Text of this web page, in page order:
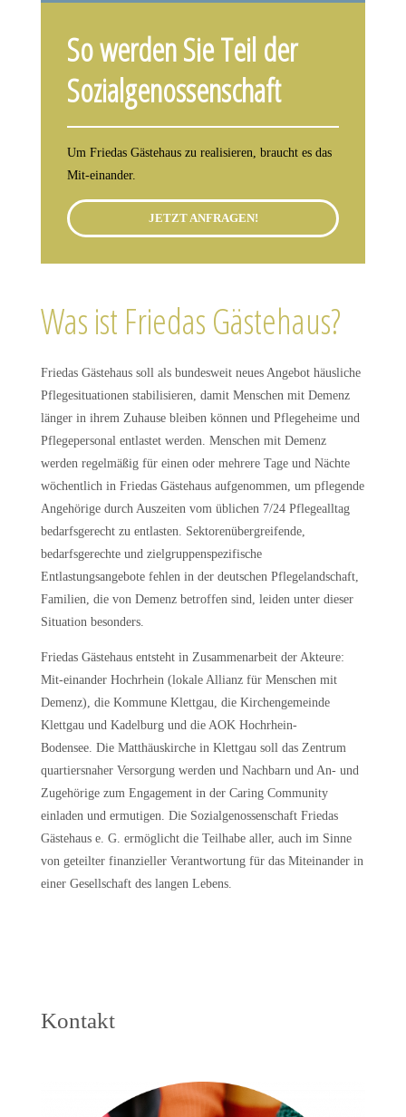
So werden Sie Teil der
Sozialgenossenschaft
Um Friedas Gästehaus zu realisieren, braucht es das
Mit-einander.
JETZT ANFRAGEN!
Was ist Friedas Gästehaus?
Friedas Gästehaus soll als bundesweit neues Angebot häusliche
Pflegesituationen stabilisieren, damit Menschen mit Demenz
länger in ihrem Zuhause bleiben können und Pflegeheime und
Pflegepersonal entlastet werden. Menschen mit Demenz
werden regelmäßig für einen oder mehrere Tage und Nächte
wöchentlich in Friedas Gästehaus aufgenommen, um pflegende
Angehörige durch Auszeiten vom üblichen 7/24 Pflegealltag
bedarfsgerecht zu entlasten. Sektorenübergreifende,
bedarfsgerechte und zielgruppenspezifische
Entlastungsangebote fehlen in der deutschen Pflegelandschaft,
Familien, die von Demenz betroffen sind, leiden unter dieser
Situation besonders.
Friedas Gästehaus entsteht in Zusammenarbeit der Akteure:
Mit-einander Hochrhein (lokale Allianz für Menschen mit
Demenz), die Kommune Klettgau, die Kirchengemeinde
Klettgau und Kadelburg und die AOK Hochrhein-
Bodensee. Die Matthäuskirche in Klettgau soll das Zentrum
quartiersnaher Versorgung werden und Nachbarn und An- und
Zugehörige zum Engagement in der Caring Community
einladen und ermutigen. Die Sozialgenossenschaft Friedas
Gästehaus e. G. ermöglicht die Teilhabe aller, auch im Sinne
von geteilter finanzieller Verantwortung für das Miteinander in
einer Gesellschaft des langen Lebens.
Kontakt